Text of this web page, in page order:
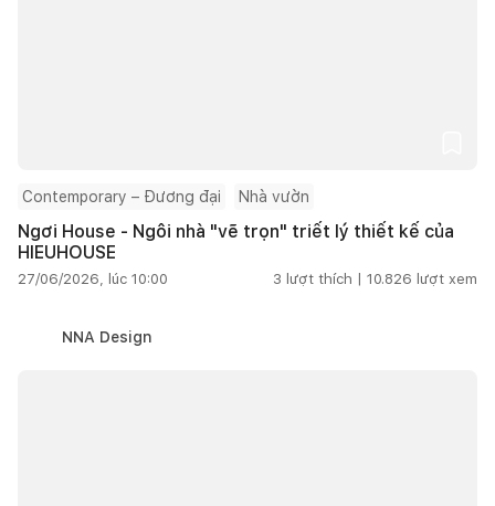
Contemporary – Đương đại Nhà vườn
Ngơi House - Ngôi nhà "vẽ trọn" triết lý thiết kế của
HIEUHOUSE
27/06/2026, lúc 10:00 3 lượt thích | 10.826 lượt xem
NNA Design